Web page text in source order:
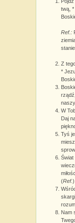
twą, *
Ref.:
Z
*
W
Daj
Tyś
Świat
(Ref.)
Nam